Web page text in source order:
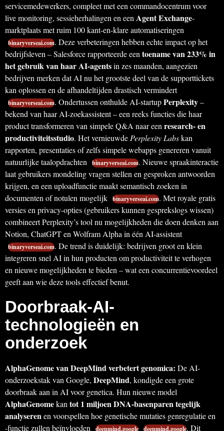
servicemedewerkers, compleet met een commandocentrum voor
live monitoring, sessieherhalingen en een Agent Exchange-
marktplaats met ruim 100 kant-en-klare automatiseringen
binaryverseai.com. Deze verbeteringen hebben echte impact op het
bedrijfsleven – Salesforce rapporteerde een toename van 233% in
het gebruik van haar AI-agentsin zes maanden, aangezien
bedrijven merken dat AI nu het grootste deel van de supporttickets
kan oplossen en de afhandeltijden drastisch vermindert
binaryverseai.com. Ondertussen onthulde AI-startupPerplexity–
bekend van haar AI-zoekassistent – een reeks functies die haar
product transformeren van simpele Q&A naar een research- en
productiviteitsstudio. Het vernieuwde Perplexity Labskan
rapporten, presentaties of zelfs simpele webapps genereren vanuit
natuurlijke taalopdrachten
binaryverseai.com. Nieuwe spraakinteractie
laat gebruikers mondeling vragen stellen en gesproken antwoorden
krijgen, en een uploadfunctie maakt semantisch zoeken in
documenten of notulen mogelijk binaryverseai.com. Met royale gratis
versies en privacy-opties (gebruikers kunnen gesprekslogs wissen)
combineert Perplexity’s tool nu mogelijkheden die doen denken aan
Notion, ChatGPT en Wolfram Alpha in één AI-assistent
binaryverseai.com. De trend is duidelijk: bedrijven groot en klein
integreren snel AI in hun producten om productiviteit te verhogen
en nieuwe mogelijkheden te bieden – wat een concurrentievoordeel
geeft aan wie deze tools effectief benut.
Doorbraak-AI-
technologieën en
onderzoek
AlphaGenome van DeepMind verbetert genomica: De AI-
onderzoekstak van Google, DeepMind, kondigde een grote
doorbraak aan in AI voor genetica. Hun nieuwe model
AlphaGenomekan tot 1 miljoen DNA-basenparen tegelijk
analyserenen voorspellen hoe genetische mutaties genregulatie en
-functie zullen beïnvloeden
deepmind.google deepmind.google. Dit